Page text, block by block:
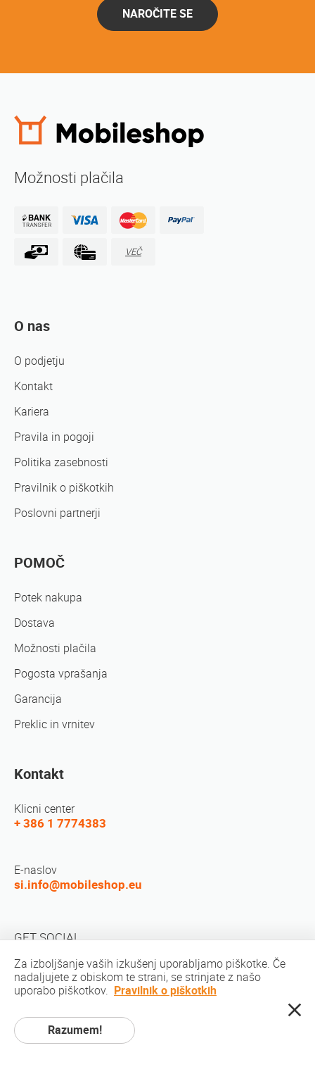
NAROČITE SE
Možnosti plačila
VEČ
O nas
O podjetju
Kontakt
Kariera
Pravila in pogoji
Politika zasebnosti
Pravilnik o piškotkih
Poslovni partnerji
POMOČ
Potek nakupa
Dostava
Možnosti plačila
Pogosta vprašanja
Garancija
Preklic in vrnitev
Kontakt
Klicni center
+ 386 1 7774383
E-naslov
si.info@mobileshop.eu
GET SOCIAL
Avtorske pravice © 2010-2026 MobileShop.eu. Vse pravice pridržane. Vse
Za izboljšanje vaših izkušenj uporabljamo piškotke. Če
nadaljujete z obiskom te strani, se strinjate z našo
uporabo piškotkov. Pravilnik o piškotkih
Razumem!